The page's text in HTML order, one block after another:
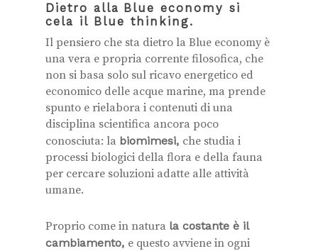
Dietro alla Blue economy si
cela il Blue thinking.
Il pensiero che sta dietro la Blue economy è
una vera e propria corrente filosofica, che
non si basa solo sul ricavo energetico ed
economico delle acque marine, ma prende
spunto e rielabora i contenuti di una
disciplina scientifica ancora poco
conosciuta: la biomimesi, che studia i
processi biologici della flora e della fauna
per cercare soluzioni adatte alle attività
umane.
Proprio come in natura la costante è il
cambiamento, e questo avviene in ogni